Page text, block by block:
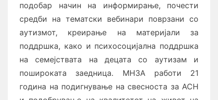
подобар начин на информирање, почести
средби на тематски вебинари поврзани со
аутизмот, креирање на материјали за
поддршка, како и психосоцијална поддршка
на семејствата на децата со аутизам и
пошироката заедница. МНЗА работи 21
година на подигнување на свесноста за АСН